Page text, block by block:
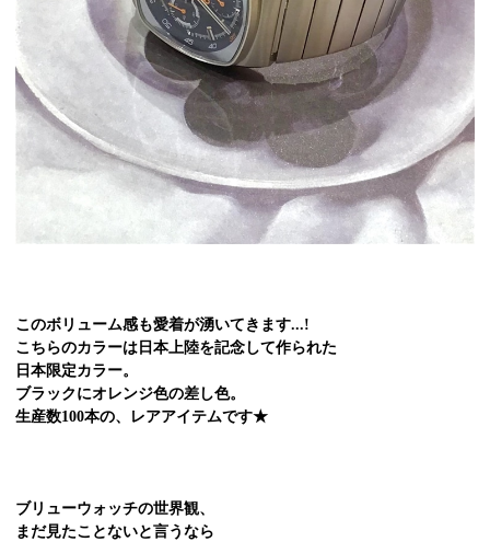
このボリューム感も愛着が湧いてきます...!
こちらのカラーは日本上陸を記念して作られた
日本限定カラー。
ブラックにオレンジ色の差し色。
生産数100本の、レアアイテムです★
ブリューウォッチの世界観、
まだ見たことないと言うなら